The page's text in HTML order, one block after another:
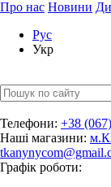
Про нас Новини
Рус
Укр
Телефони: +38
Наші магазини:
Графік роботи: